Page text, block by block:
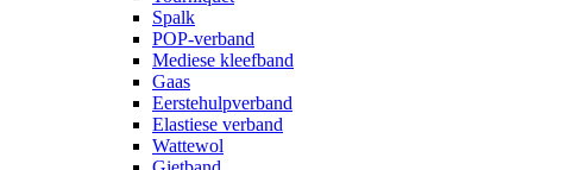
Spalk
POP-verband
Mediese kleefband
Gaas
Eerstehulpverband
Elastiese verband
Wattewol